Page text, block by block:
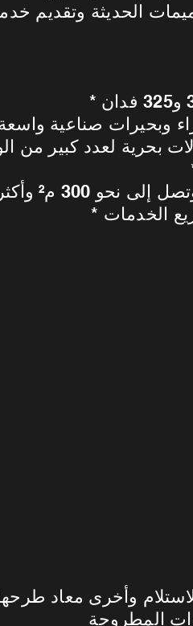
وبحيرات صناعية
بحرية لعدد كبير من
الخدمات
وأخرى معاد